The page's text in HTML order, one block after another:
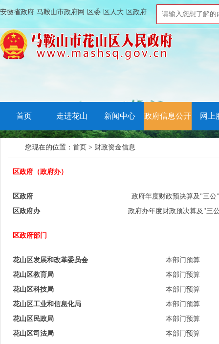
安徽省政府 马鞍山市政府网 区委 区人大 区政府
首页 走进花山 新闻中心 政府信息公开 网上
您现在的位置： 首页 > 财政资金信息
区政府（政府办）
区政府
政府年度财政预决算及"三公
区政府办
政府办年度财政预决算及"三
区政府部门
花山区发展和改革委员会
本部门预算
花山区教育局
本部门预算
花山区科技局
本部门预算
花山区工业和信息化局
本部门预算
花山区民政局
本部门预算
花山区司法局
本部门预算